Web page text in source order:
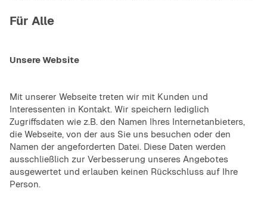
Für Alle
Unsere Website
Mit unserer Webseite treten wir mit Kunden und
Interessenten in Kontakt. Wir speichern lediglich
Zugriffsdaten wie z.B. den Namen Ihres Internetanbieters,
die Webseite, von der aus Sie uns besuchen oder den
Namen der angeforderten Datei. Diese Daten werden
ausschließlich zur Verbesserung unseres Angebotes
ausgewertet und erlauben keinen Rückschluss auf Ihre
Person.